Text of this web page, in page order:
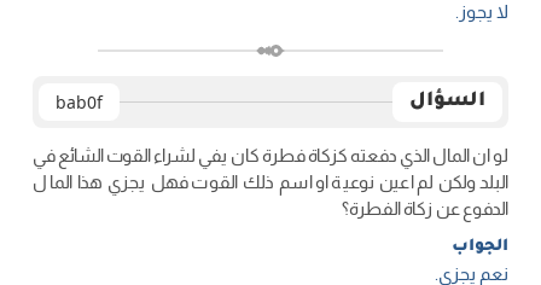
لا یجوز.
السؤال bab0f
لو ان المال الذي دفعته كزكاة فطرة كان يفي لشراء القوت الشائع في
البلد ولكن لم اعين نوعية او اسم ذلك القوت فهل يجزي هذا المال
الدفوع عن زكاة الفطرة؟
الجواب
نعم يجزي.